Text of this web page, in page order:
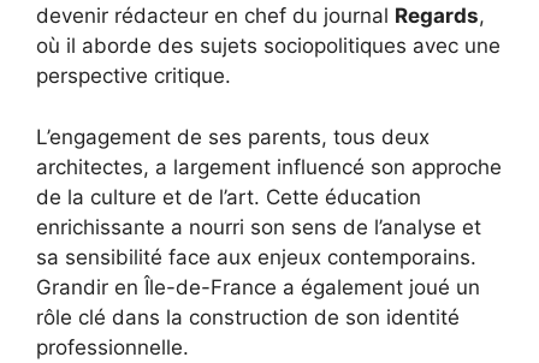
devenir rédacteur en chef du journal Regards,
où il aborde des sujets sociopolitiques avec une
perspective critique.
L’engagement de ses parents, tous deux
architectes, a largement influencé son approche
de la culture et de l’art. Cette éducation
enrichissante a nourri son sens de l’analyse et
sa sensibilité face aux enjeux contemporains.
Grandir en Île-de-France a également joué un
rôle clé dans la construction de son identité
professionnelle.